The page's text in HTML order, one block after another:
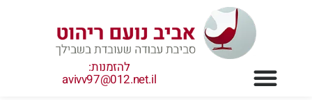
להזמנות:
avivv97@012.net.il